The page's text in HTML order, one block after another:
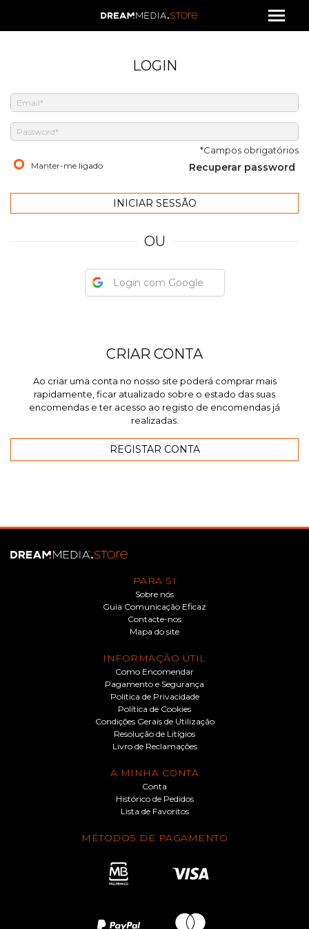
LOGIN
*Campos obrigatórios
Manter-me ligado Recuperar password
OU
Login com Google
CRIAR CONTA
Ao criar uma conta no nosso site poderá comprar mais
rapidamente, ficar atualizado sobre o estado das suas
encomendas e ter acesso ao registo de encomendas já
realizadas.
PARA SI
Sobre nós
Guia Comunicação Eficaz
Contacte-nos
Mapa do site
INFORMAÇÃO ÚTIL
Como Encomendar
Pagamento e Segurança
Política de Privacidade
Política de Cookies
Condições Gerais de Utilização
Resolução de Litígios
Livro de Reclamações
A MINHA CONTA
Conta
Histórico de Pedidos
Lista de Favoritos
MÉTODOS DE PAGAMENTO